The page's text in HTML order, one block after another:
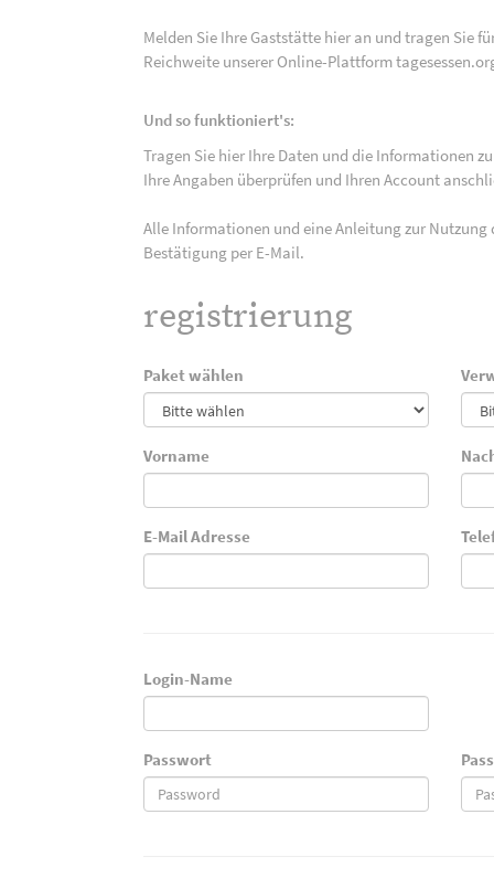
Melden Sie Ihre Gaststätte hier an und tragen Sie
Reichweite unserer Online-Plattform
Und so funktioniert's:
Tragen Sie hier Ihre Daten und die Informationen
Ihre Angaben überprüfen und Ihren Account
Alle Informationen und eine Anleitung zur
Bestätigung per E-Mail.
registrierung
Paket wählen
Vorname
E-Mail Adresse
Login-Name
Passwort